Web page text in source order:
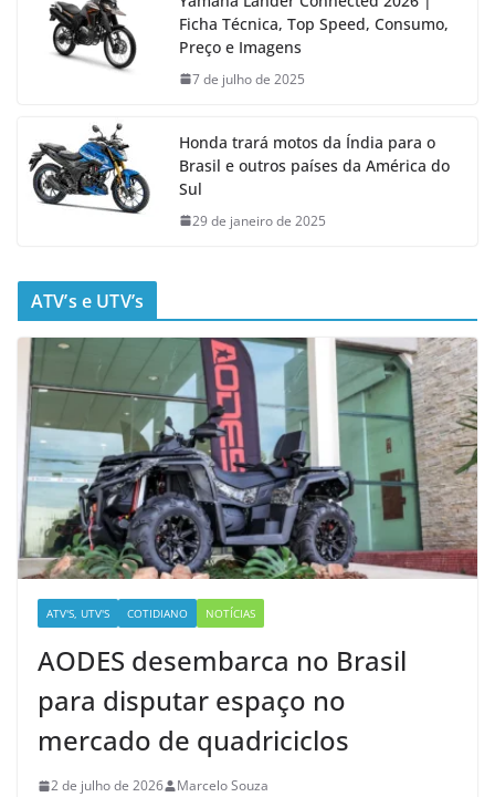
Ficha Técnica, Top Speed, Consumo,
Preço e Imagens
7 de julho de 2025
Honda trará motos da Índia para o
Brasil e outros países da América do
Sul
29 de janeiro de 2025
ATV’s e UTV’s
ATV'S, UTV'S COTIDIANO NOTÍCIAS
AODES desembarca no Brasil
para disputar espaço no
mercado de quadriciclos
2 de julho de 2026 Marcelo Souza